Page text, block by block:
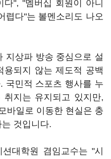
", "멤버십 회원이 아니
렵다"는 볼멘소리도 나오
지상파 방송 중심으로 설
용되지 않는 제도적 공백
국민적 스포츠 행사를 누
지는 유지되고 있지만,
바일로 이동한 현실은 충
것입니다.
대학원 겸임교수는 "시